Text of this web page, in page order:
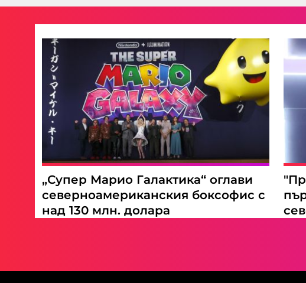
„Супер Марио Галактика“ оглави
северноамериканския боксофис с
над 130 млн. долара